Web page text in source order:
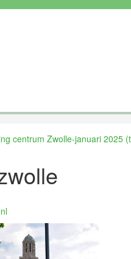
centrum Zwolle-januari 2025